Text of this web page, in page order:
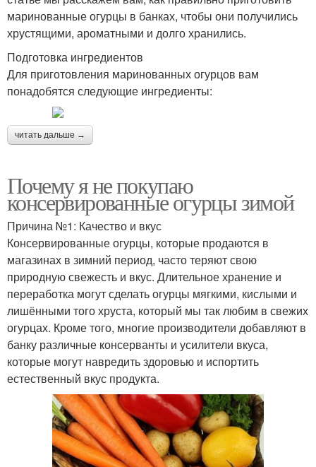
маринованные огурцы в банках, чтобы они получились
хрустящими, ароматными и долго хранились.
Подготовка ингредиентов
Для приготовления маринованных огурцов вам
понадобятся следующие ингредиенты:
читать дальше →
Почему я не покупаю
консервированные огурцы зимой
Причина №1: Качество и вкус
Консервированные огурцы, которые продаются в
магазинах в зимний период, часто теряют свою
природную свежесть и вкус. Длительное хранение и
переработка могут сделать огурцы мягкими, кислыми и
лишёнными того хруста, который мы так любим в свежих
огурцах. Кроме того, многие производители добавляют в
банку различные консерванты и усилители вкуса,
которые могут навредить здоровью и испортить
естественный вкус продукта.